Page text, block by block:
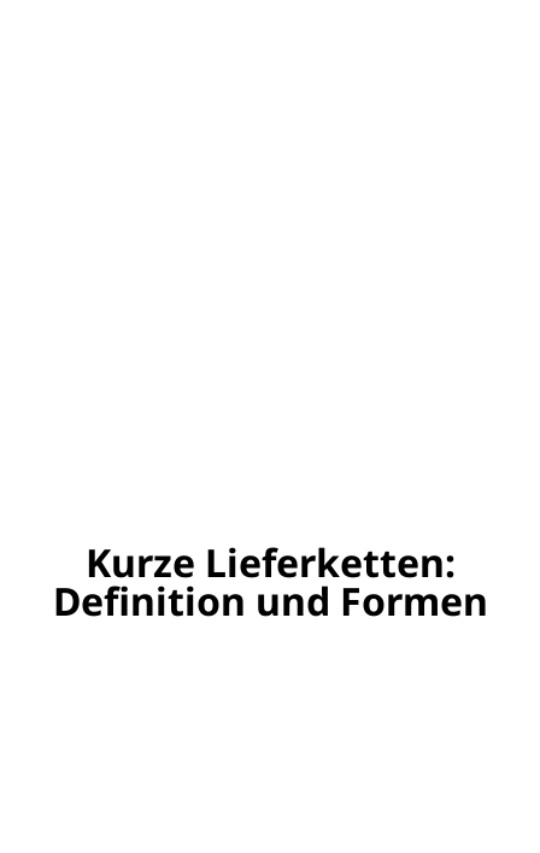
Kurze Lieferketten:
Definition und Formen